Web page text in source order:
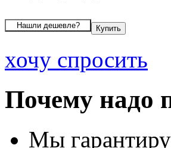
хочу спросить
Почему надо
Мы